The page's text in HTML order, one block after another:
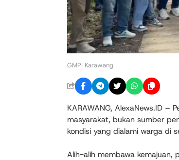
GMPI Karawang
KARAWANG, AlexaNews.ID –
masyarakat, bukan sumber
kondisi yang dialami warga di
Alih-alih membawa